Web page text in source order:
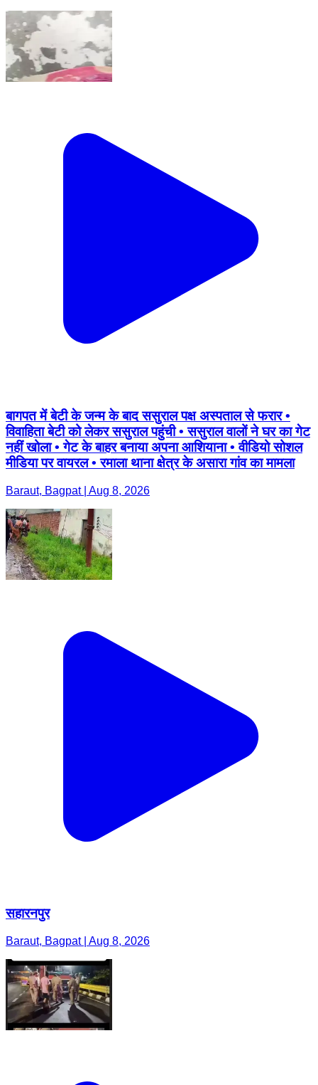
बागपत में बेटी के जन्म के बाद ससुराल पक्ष अस्पताल से फरार •
विवाहिता बेटी को लेकर ससुराल पहुंची • ससुराल वालों ने घर का गेट
नहीं खोला • गेट के बाहर बनाया अपना आशियाना • वीडियो सोशल
मीडिया पर वायरल • रमाला थाना क्षेत्र के असारा गांव का मामला
Baraut, Bagpat | Aug 8, 2026
सहारनपुर
Baraut, Bagpat | Aug 8, 2026